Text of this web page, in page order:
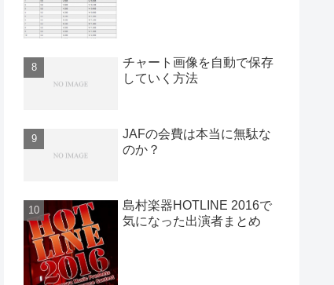
チャート画像を自動で保存
していく方法
JAFの会費は本当に無駄な
のか？
島村楽器HOTLINE 2016で
気になった出演者まとめ